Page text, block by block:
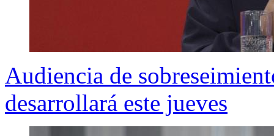
Audiencia de
desarrollará este jueves